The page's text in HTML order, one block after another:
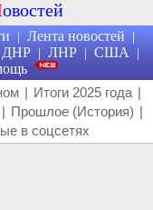
овостей
| Лента новостей |
ДНР | ЛНР | США |
| Итоги 2025 года |
| Прошлое (История) |
в соцсетях